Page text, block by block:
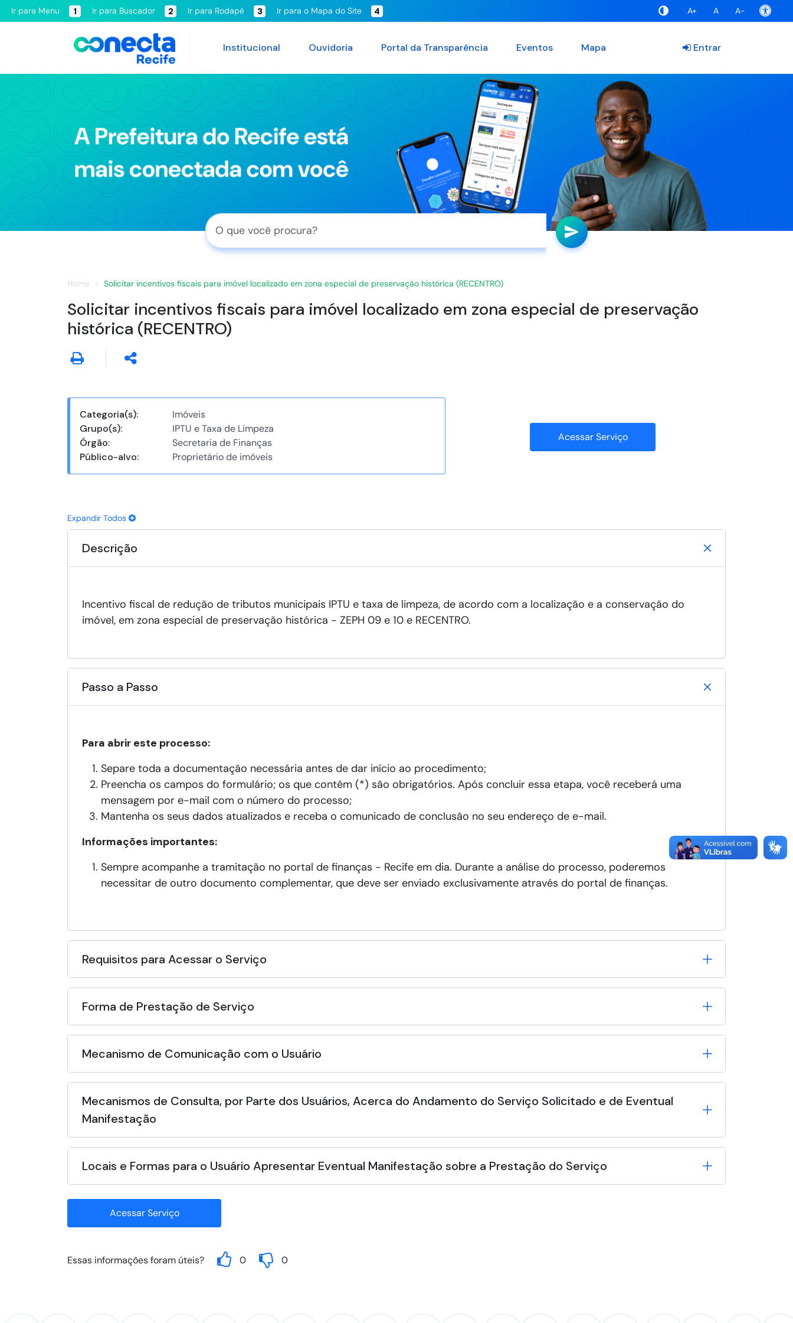
Ir para Menu 1 Ir para Buscador 2 Ir para Rodapé 3 Ir para o Mapa do Site 4 A+ A A-
Institucional Ouvidoria Portal da Transparência Eventos Mapa Entrar
Home Solicitar incentivos fiscais para imóvel localizado em zona especial de preservação histórica (RECENTRO)
Solicitar incentivos fiscais para imóvel localizado em zona especial de preservação
histórica (RECENTRO)
Categoria(s):
Imóveis
Grupo(s):
IPTU e Taxa de Limpeza
Órgão:
Secretaria de Finanças
Público-alvo:
Proprietário de imóveis
Acessar Serviço
Expandir Todos
Descrição
Incentivo fiscal de redução de tributos municipais IPTU e taxa de limpeza, de acordo com a localização e a conservação do
imóvel, em zona especial de preservação histórica - ZEPH 09 e 10 e RECENTRO.
Passo a Passo
Para abrir este processo:
Separe toda a documentação necessária antes de dar início ao procedimento;
Preencha os campos do formulário; os que contêm (*) são obrigatórios. Após concluir essa etapa, você receberá uma
mensagem por e-mail com o número do processo;
Mantenha os seus dados atualizados e receba o comunicado de conclusão no seu endereço de e-mail.
Informações importantes:
Sempre acompanhe a tramitação no portal de finanças - Recife em dia. Durante a análise do processo, poderemos
necessitar de outro documento complementar, que deve ser enviado exclusivamente através do portal de finanças.
Requisitos para Acessar o Serviço
Forma de Prestação de Serviço
Mecanismo de Comunicação com o Usuário
Mecanismos de Consulta, por Parte dos Usuários, Acerca do Andamento do Serviço Solicitado e de Eventual
Manifestação
Locais e Formas para o Usuário Apresentar Eventual Manifestação sobre a Prestação do Serviço
Acessar Serviço
Essas informações foram úteis? 0 0